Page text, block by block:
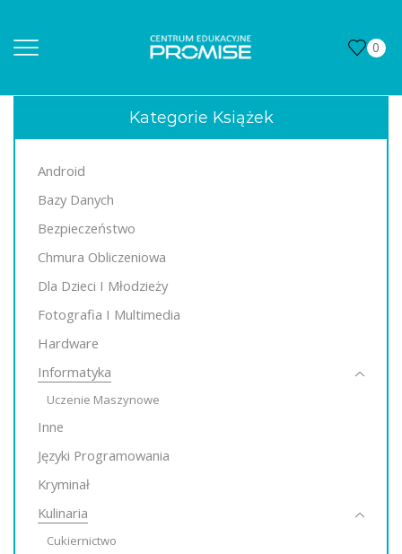
0
Kategorie Książek
Android
Bazy Danych
Bezpieczeństwo
Chmura Obliczeniowa
Dla Dzieci I Młodzieży
Fotografia I Multimedia
Hardware
Informatyka
Uczenie Maszynowe
Inne
Języki Programowania
Kryminał
Kulinaria
Cukiernictwo